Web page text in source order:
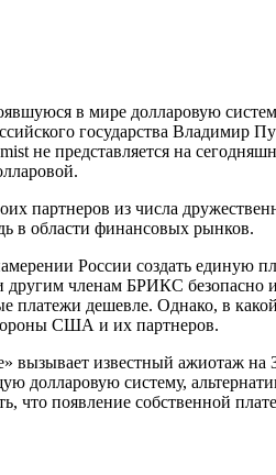
в мире долларовую
государства Владимир
не представляется на
партнеров из числа
в области финансовых рынков.
России создать
членам БРИКС безопасно
платежи дешевле. Однако, в
США и их партнеров.
известный ажиотаж на
долларовую систему,
что появление собственной